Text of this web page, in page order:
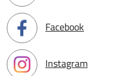
Facebook
Instagram